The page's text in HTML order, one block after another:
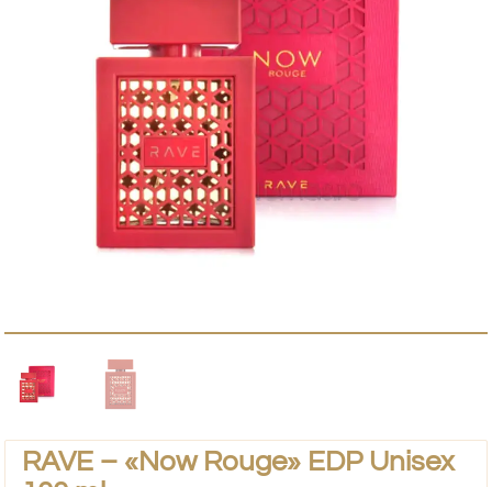
RAVE – «Now Rouge» EDP Unisex